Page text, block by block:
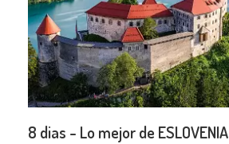
8 dias - Lo mejor de ESLOVENIA